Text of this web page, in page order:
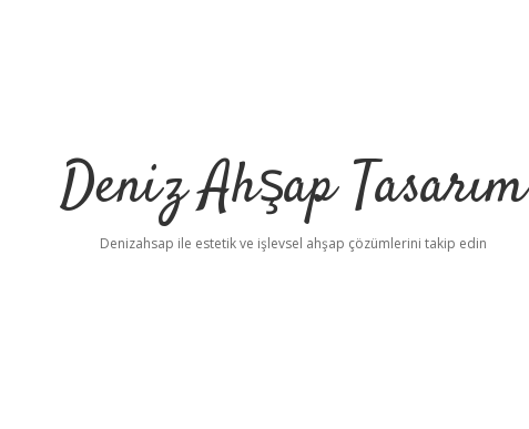
Deniz Ahşap Tasarım
Denizahsap ile estetik ve işlevsel ahşap çözümlerini takip edin